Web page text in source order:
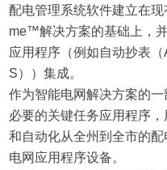
配电管理系统软件建立在
me™解决方案的基础上，
应用程序（例如自动抄表
S））集成。
作为智能电网解决方案的
必要的关键任务应用程序
和自动化从全州到全市的
电网应用程序设备。